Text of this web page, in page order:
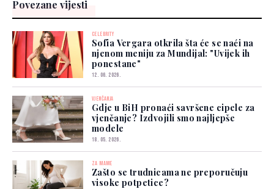
Povezane vijesti
CELEBRITY
Sofia Vergara otkrila šta će se naći na
njenom meniju za Mundijal: "Uvijek ih
ponestane"
12. 06. 2026.
VJENČANJA
Gdje u BiH pronaći savršene cipele za
vjenčanje? Izdvojili smo najljepše
modele
18. 05. 2026.
ZA MAME
Zašto se trudnicama ne preporučuju
visoke potpetice?